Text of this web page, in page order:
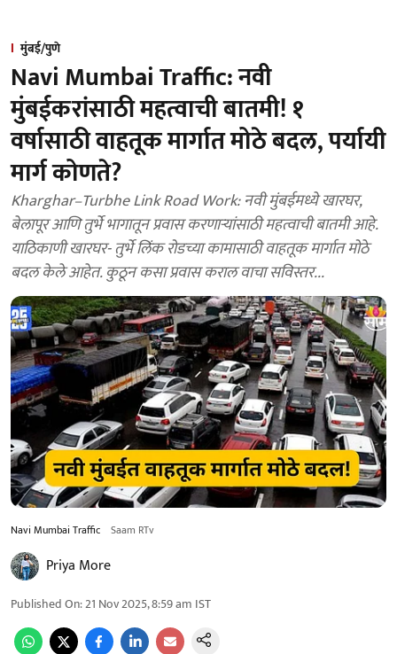
मुंबई/पुणे
Navi Mumbai Traffic: नवी
मुंबईकरांसाठी महत्वाची बातमी! १
वर्षासाठी वाहतूक मार्गात मोठे बदल, पर्यायी
मार्ग कोणते?
Kharghar–Turbhe Link Road Work: नवी मुंबईमध्ये खारघर,
बेलापूर आणि तुर्भे भागातून प्रवास करणाऱ्यांसाठी महत्वाची बातमी आहे.
याठिकाणी खारघर- तुर्भे लिंक रोडच्या कामासाठी वाहतूक मार्गात मोठे
बदल केले आहेत. कुठून कसा प्रवास कराल वाचा सविस्तर...
Navi Mumbai Traffic Saam RTv
Priya More
Published On:21 Nov 2025, 8:59 am IST